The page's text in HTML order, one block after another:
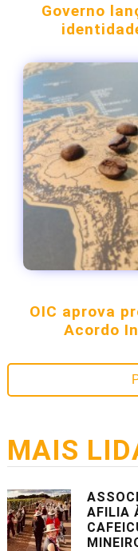
Governo
OIC aprova
Acordo
MAIS
AFILIA